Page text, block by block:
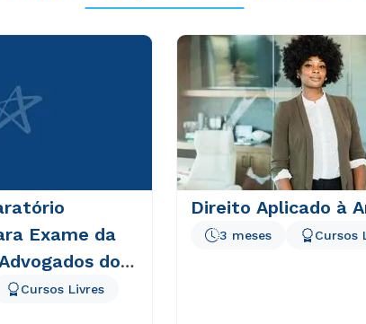
Exame da
do
Cursos Livres
Direito Aplicado à
3 meses Cursos
Política de Privacidade.
e
autorizo que meus dados sejam utilizados para o
envio de conteúdos da Cruzeiro do Sul.
Política de Privacidade.
e
autorizo que meus dados sejam utilizados para o
envio de conteúdos da Cruzeiro do Sul.